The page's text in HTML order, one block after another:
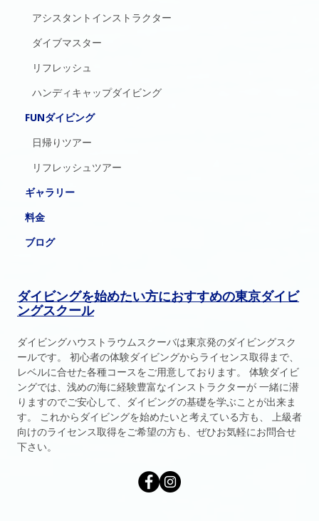
アシスタントインストラクター
ダイブマスター
リフレッシュ
ハンディキャップダイビング
FUNダイビング
日帰りツアー
リフレッシュツアー
ギャラリー
料金
ブログ
ダイビングを始めたい方におすすめの東京ダイビ
ングスクール
ダイビングハウストラウムスクーバは東京発のダイビングスク
ールです。 初心者の体験ダイビングからライセンス取得まで、
レベルに合せた各種コースをご用意しております。 体験ダイビ
ングでは、浅めの海に経験豊富なインストラクターが 一緒に潜
りますのでご安心して、ダイビングの基礎を学ぶことが出来ま
す。 これからダイビングを始めたいと考えている方も、 上級者
向けのライセンス取得をご希望の方も、ぜひお気軽にお問合せ
下さい。